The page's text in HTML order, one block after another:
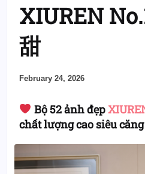
XIUREN
甜
February 24, 2026
Bộ 52 ảnh đẹp
chất lượng cao siêu